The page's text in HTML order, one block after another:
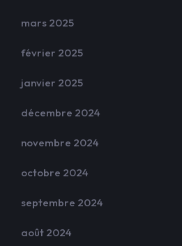
mars 2025
février 2025
janvier 2025
décembre 2024
novembre 2024
octobre 2024
septembre 2024
août 2024